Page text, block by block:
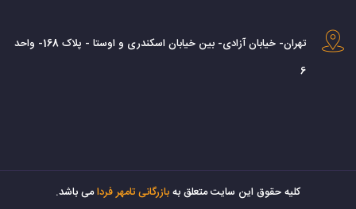
تهران- خیابان آزادی- بین خیابان اسکندری و اوستا - پلاک 168- واحد
6
کليه حقوق اين سايت متعلق بهبازرگانی تامهر فردامی باشد.